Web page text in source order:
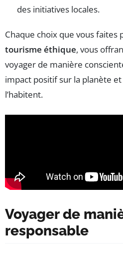
des initiatives locales.
Chaque choix que vous faites
tourisme éthique, vous
voyager de manière
impact positif sur la planète
l’habitent.
Voyager de
responsable